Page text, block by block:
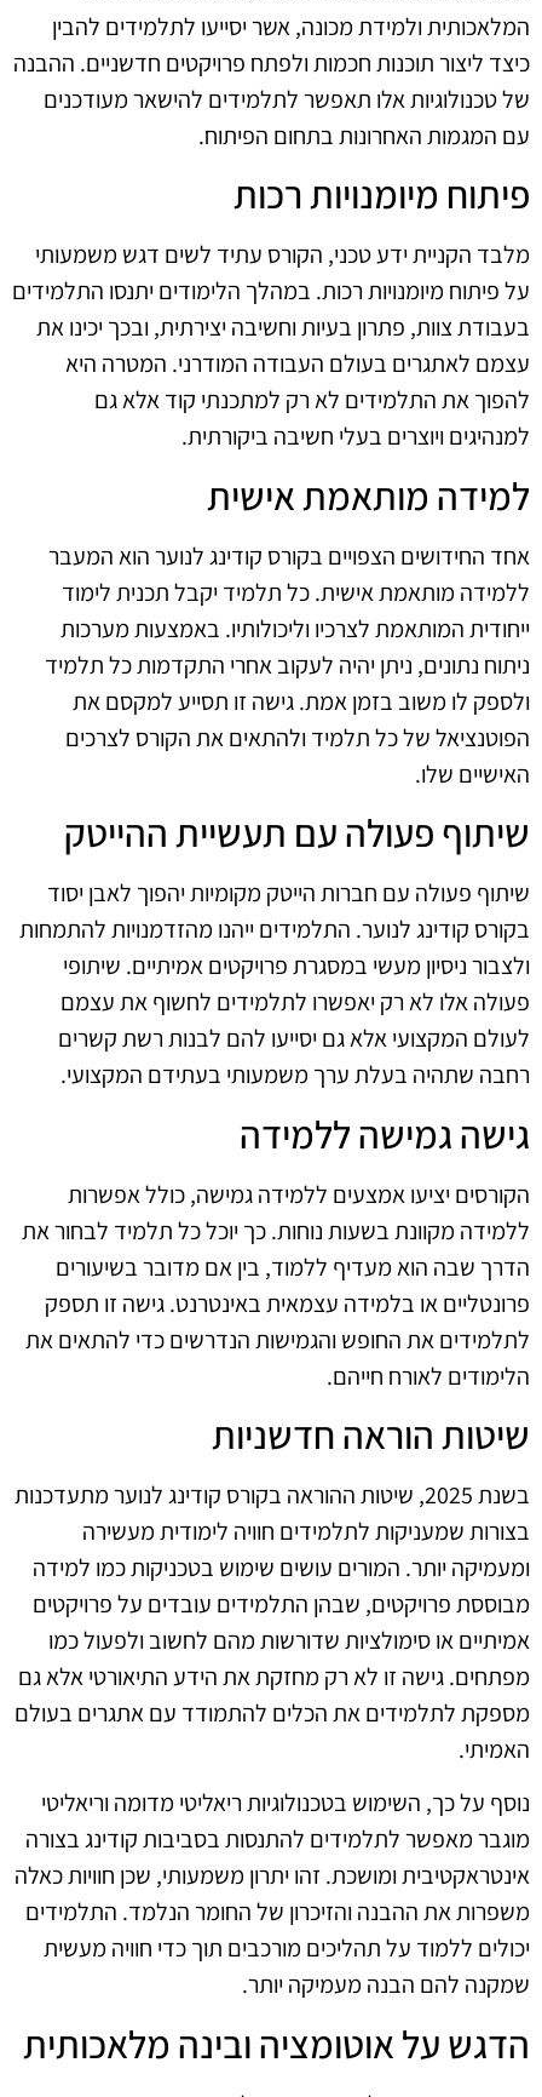
המלאכותית ולמידת מכונה, אשר יסייעו לתלמידים להבין
כיצד ליצור תוכנות חכמות ולפתח פרויקטים חדשניים. ההבנה
של טכנולוגיות אלו תאפשר לתלמידים להישאר מעודכנים
עם המגמות האחרונות בתחום הפיתוח.
פיתוח מיומנויות רכות
מלבד הקניית ידע טכני, הקורס עתיד לשים דגש משמעותי
על פיתוח מיומנויות רכות. במהלך הלימודים יתנסו התלמידים
בעבודת צוות, פתרון בעיות וחשיבה יצירתית, ובכך יכינו את
עצמם לאתגרים בעולם העבודה המודרני. המטרה היא
להפוך את התלמידים לא רק למתכנתי קוד אלא גם
למנהיגים ויוצרים בעלי חשיבה ביקורתית.
למידה מותאמת אישית
אחד החידושים הצפויים בקורס קודינג לנוער הוא המעבר
ללמידה מותאמת אישית. כל תלמיד יקבל תכנית לימוד
ייחודית המותאמת לצרכיו וליכולותיו. באמצעות מערכות
ניתוח נתונים, ניתן יהיה לעקוב אחרי התקדמות כל תלמיד
ולספק לו משוב בזמן אמת. גישה זו תסייע למקסם את
הפוטנציאל של כל תלמיד ולהתאים את הקורס לצרכים
האישיים שלו.
שיתוף פעולה עם תעשיית ההייטק
שיתוף פעולה עם חברות הייטק מקומיות יהפוך לאבן יסוד
בקורס קודינג לנוער. התלמידים ייהנו מהזדמנויות להתמחות
ולצבור ניסיון מעשי במסגרת פרויקטים אמיתיים. שיתופי
פעולה אלו לא רק יאפשרו לתלמידים לחשוף את עצמם
לעולם המקצועי אלא גם יסייעו להם לבנות רשת קשרים
רחבה שתהיה בעלת ערך משמעותי בעתידם המקצועי.
גישה גמישה ללמידה
הקורסים יציעו אמצעים ללמידה גמישה, כולל אפשרות
ללמידה מקוונת בשעות נוחות. כך יוכל כל תלמיד לבחור את
הדרך שבה הוא מעדיף ללמוד, בין אם מדובר בשיעורים
פרונטליים או בלמידה עצמאית באינטרנט. גישה זו תספק
לתלמידים את החופש והגמישות הנדרשים כדי להתאים את
הלימודים לאורח חייהם.
שיטות הוראה חדשניות
בשנת 2025, שיטות ההוראה בקורס קודינג לנוער מתעדכנות
בצורות שמעניקות לתלמידים חוויה לימודית מעשירה
ומעמיקה יותר. המורים עושים שימוש בטכניקות כמו למידה
מבוססת פרויקטים, שבהן התלמידים עובדים על פרויקטים
אמיתיים או סימולציות שדורשות מהם לחשוב ולפעול כמו
מפתחים. גישה זו לא רק מחזקת את הידע התיאורטי אלא גם
מספקת לתלמידים את הכלים להתמודד עם אתגרים בעולם
האמיתי.
נוסף על כך, השימוש בטכנולוגיות ריאליטי מדומה וריאליטי
מוגבר מאפשר לתלמידים להתנסות בסביבות קודינג בצורה
אינטראקטיבית ומושכת. זהו יתרון משמעותי, שכן חוויות כאלה
משפרות את ההבנה והזיכרון של החומר הנלמד. התלמידים
יכולים ללמוד על תהליכים מורכבים תוך כדי חוויה מעשית
שמקנה להם הבנה מעמיקה יותר.
הדגש על אוטומציה ובינה מלאכותית